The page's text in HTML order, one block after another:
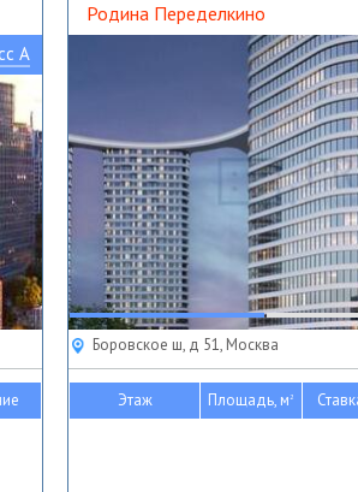
A
Родина Переделкино
Боровское ш, д 51, Москва
Этаж Площадь, м2